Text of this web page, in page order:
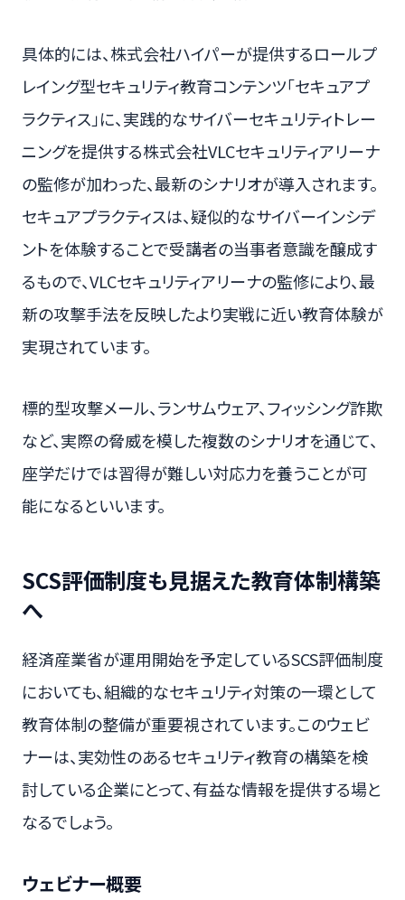
具体的には、株式会社ハイパーが提供するロールプ
レイング型セキュリティ教育コンテンツ「セキュアプ
ラクティス」に、実践的なサイバーセキュリティトレー
ニングを提供する株式会社VLCセキュリティアリーナ
の監修が加わった、最新のシナリオが導入されます。
セキュアプラクティスは、疑似的なサイバーインシデ
ントを体験することで受講者の当事者意識を醸成す
るもので、VLCセキュリティアリーナの監修により、最
新の攻撃手法を反映したより実戦に近い教育体験が
実現されています。
標的型攻撃メール、ランサムウェア、フィッシング詐欺
など、実際の脅威を模した複数のシナリオを通じて、
座学だけでは習得が難しい対応力を養うことが可
能になるといいます。
SCS評価制度も見据えた教育体制構築
へ
経済産業省が運用開始を予定しているSCS評価制度
においても、組織的なセキュリティ対策の一環として
教育体制の整備が重要視されています。このウェビ
ナーは、実効性のあるセキュリティ教育の構築を検
討している企業にとって、有益な情報を提供する場と
なるでしょう。
ウェビナー概要